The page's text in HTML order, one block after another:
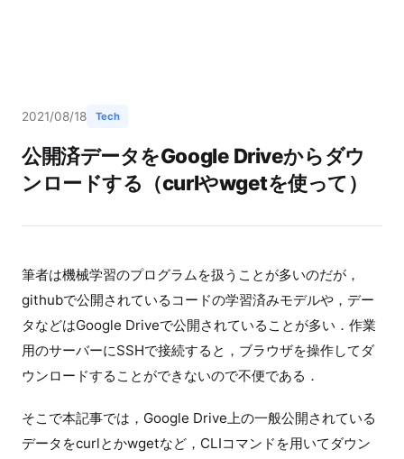
2021/08/18 Tech
公開済データをGoogle Driveからダウ
ンロードする（curlやwgetを使って）
筆者は機械学習のプログラムを扱うことが多いのだが，
githubで公開されているコードの学習済みモデルや，デー
タなどはGoogle Driveで公開されていることが多い．作業
用のサーバーにSSHで接続すると，ブラウザを操作してダ
ウンロードすることができないので不便である．
そこで本記事では，Google Drive上の一般公開されている
データをcurlとかwgetなど，CLIコマンドを用いてダウン